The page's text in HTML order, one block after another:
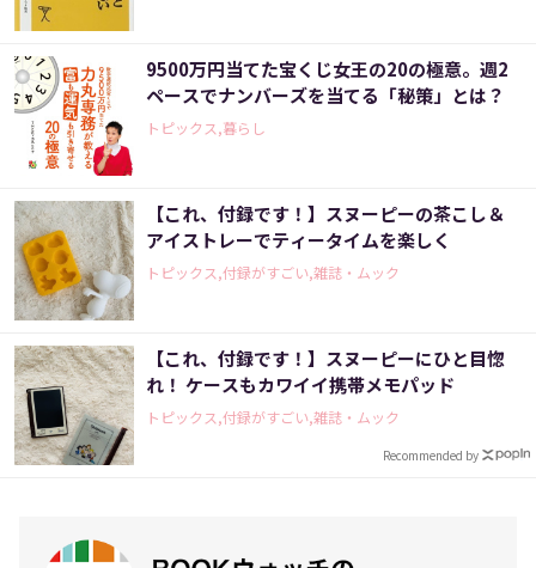
9500万円当てた宝くじ女王の20の極意。週2
ペースでナンバーズを当てる「秘策」とは？
トピックス,暮らし
【これ、付録です！】スヌーピーの茶こし＆
アイストレーでティータイムを楽しく
トピックス,付録がすごい,雑誌・ムック
【これ、付録です！】スヌーピーにひと目惚
れ！ ケースもカワイイ携帯メモパッド
トピックス,付録がすごい,雑誌・ムック
Recommended by